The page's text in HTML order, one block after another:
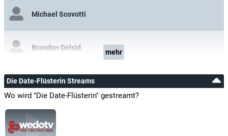
Michael Scovotti
Brandon Delsid
mehr
Die Date-Flüsterin Streams
Wo wird "Die Date-Flüsterin" gestreamt?